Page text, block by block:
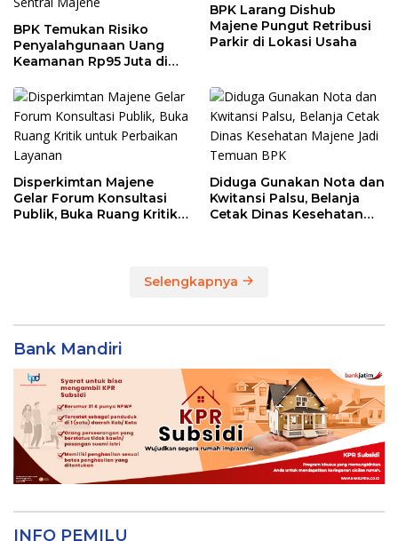
BPK Temukan Risiko
Penyalahgunaan Uang
Keamanan Rp95 Juta di
BPK Larang Dishub
Majene Pungut Retribusi
Parkir di Lokasi Usaha
Disperkimtan Majene
Gelar Forum Konsultasi
Publik, Buka Ruang Kritik
Diduga Gunakan Nota dan
Kwitansi Palsu, Belanja
Cetak Dinas Kesehatan
Selengkapnya
Bank Mandiri
INFO PEMILU